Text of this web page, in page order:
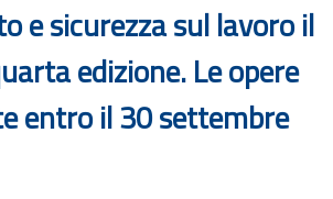
e sicurezza sul lavoro il
edizione. Le opere
entro il 30 settembre